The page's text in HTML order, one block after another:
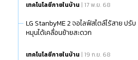
เทคโนโลยีภายในบ้าน | 17 พ.ย. 68
LG StanbyME 2 จอไลฟ์สไตล์ไร้สาย ปรับ
หมุนได้เคลื่อนย้ายสะดวก
เทคโนโลยีภายในบ้าน | 19 ก.ย. 68